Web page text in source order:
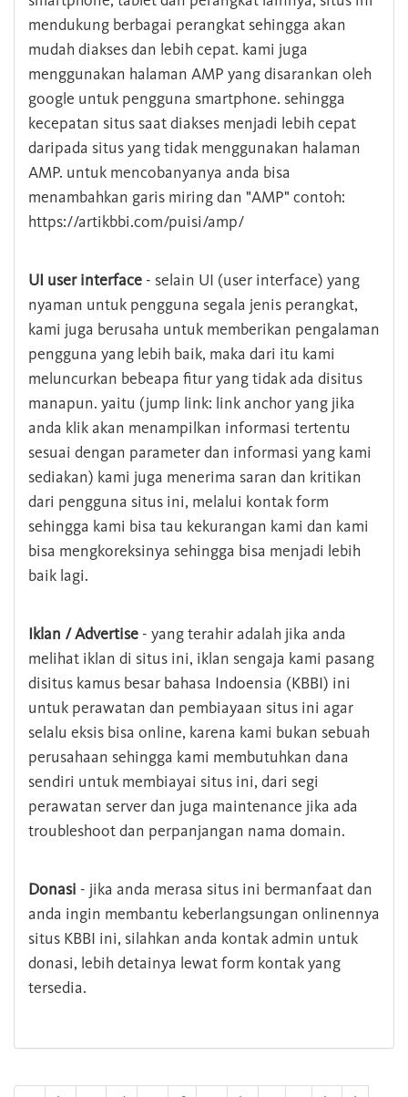
mendukung berbagai perangkat sehingga akan
mudah diakses dan lebih cepat. kami juga
menggunakan halaman AMP yang disarankan oleh
google untuk pengguna smartphone. sehingga
kecepatan situs saat diakses menjadi lebih cepat
daripada situs yang tidak menggunakan halaman
AMP. untuk mencobanyanya anda bisa
menambahkan garis miring dan "AMP" contoh:
https://artikbbi.com/puisi/amp/
UI user interface - selain UI (user interface) yang
nyaman untuk pengguna segala jenis perangkat,
kami juga berusaha untuk memberikan pengalaman
pengguna yang lebih baik, maka dari itu kami
meluncurkan bebeapa fitur yang tidak ada disitus
manapun. yaitu (jump link: link anchor yang jika
anda klik akan menampilkan informasi tertentu
sesuai dengan parameter dan informasi yang kami
sediakan) kami juga menerima saran dan kritikan
dari pengguna situs ini, melalui kontak form
sehingga kami bisa tau kekurangan kami dan kami
bisa mengkoreksinya sehingga bisa menjadi lebih
baik lagi.
Iklan / Advertise - yang terahir adalah jika anda
melihat iklan di situs ini, iklan sengaja kami pasang
disitus kamus besar bahasa Indoensia (KBBI) ini
untuk perawatan dan pembiayaan situs ini agar
selalu eksis bisa online, karena kami bukan sebuah
perusahaan sehingga kami membutuhkan dana
sendiri untuk membiayai situs ini, dari segi
perawatan server dan juga maintenance jika ada
troubleshoot dan perpanjangan nama domain.
Donasi - jika anda merasa situs ini bermanfaat dan
anda ingin membantu keberlangsungan onlinennya
situs KBBI ini, silahkan anda kontak admin untuk
donasi, lebih detainya lewat form kontak yang
tersedia.